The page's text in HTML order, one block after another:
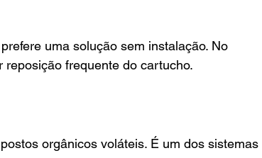
uma solução sem instalação. No
frequente do cartucho.
orgânicos voláteis. É um dos sistemas